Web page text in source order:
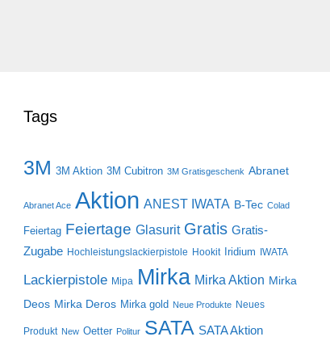
Tags
3M 3M Aktion 3M Cubitron 3M Gratisgeschenk Abranet
Abranet Ace Aktion ANEST IWATA B-Tec Colad
Feiertag Feiertage Glasurit Gratis Gratis-
Zugabe Hochleistungslackierpistole Hookit Iridium IWATA
Lackierpistole Mipa Mirka Mirka Aktion Mirka
Deos Mirka Deros Mirka gold Neue Produkte Neues
Produkt New Oetter Politur SATA SATA Aktion